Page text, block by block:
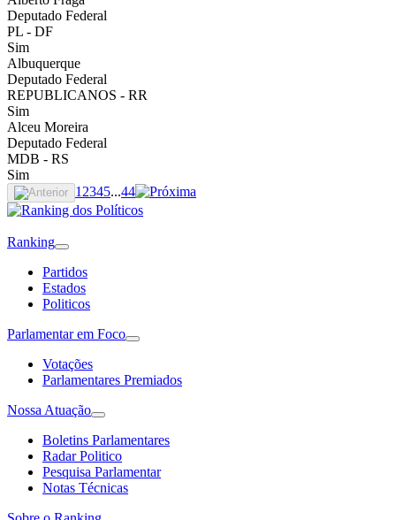
Deputado Federal
PL - DF
Sim
Albuquerque
Deputado Federal
REPUBLICANOS - RR
Sim
Alceu Moreira
Deputado Federal
MDB - RS
Sim
1 2345...44
Ranking
Partidos
Estados
Politicos
Parlamentar em Foco
Votações
Parlamentares Premiados
Nossa Atuação
Boletins Parlamentares
Radar Politico
Pesquisa Parlamentar
Notas Técnicas